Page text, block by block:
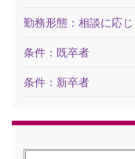
勤務形態：相談に応じ
条件：既卒者
条件：新卒者